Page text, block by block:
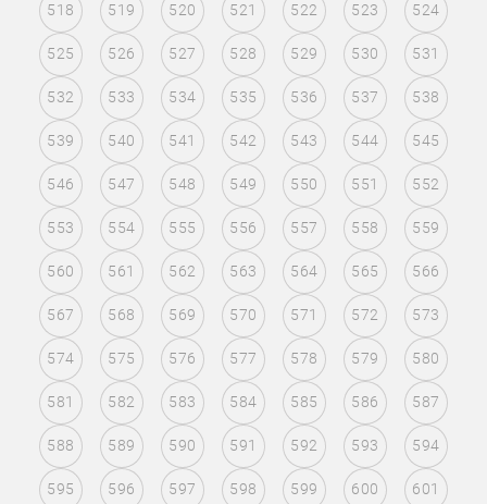
518 519 520 521 522 523 524
525 526 527 528 529 530 531
532 533 534 535 536 537 538
539 540 541 542 543 544 545
546 547 548 549 550 551 552
553 554 555 556 557 558 559
560 561 562 563 564 565 566
567 568 569 570 571 572 573
574 575 576 577 578 579 580
581 582 583 584 585 586 587
588 589 590 591 592 593 594
595 596 597 598 599 600 601